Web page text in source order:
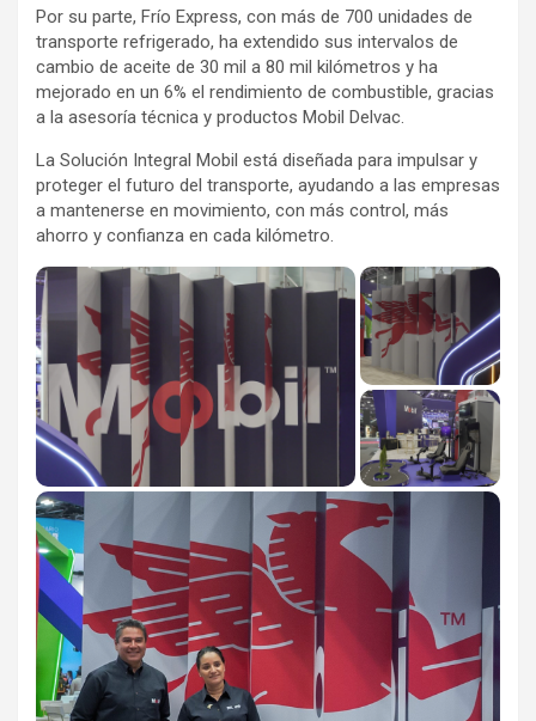
Por su parte, Frío Express, con más de 700 unidades de
transporte refrigerado, ha extendido sus intervalos de
cambio de aceite de 30 mil a 80 mil kilómetros y ha
mejorado en un 6% el rendimiento de combustible, gracias
a la asesoría técnica y productos Mobil Delvac.
La Solución Integral Mobil está diseñada para impulsar y
proteger el futuro del transporte, ayudando a las empresas
a mantenerse en movimiento, con más control, más
ahorro y confianza en cada kilómetro.